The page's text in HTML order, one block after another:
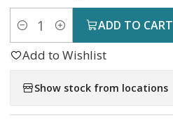
Quantity ADD TO CART
Add to Wishlist
Show stock from locations